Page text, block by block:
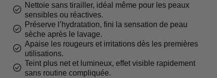
check_circle Nettoie sans tirailler, idéal même pour les peaux
sensibles ou réactives.
check_circle Préserve l’hydratation, fini la sensation de peau
sèche après le lavage.
check_circle Apaise les rougeurs et irritations dès les premières
utilisations.
check_circle Teint plus net et lumineux, effet visible rapidement
sans routine compliquée.